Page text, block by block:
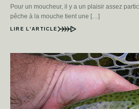
Pour un moucheur, il y a un plaisir assez
pêche à la mouche tient une […]
LIRE L’ARTICLE